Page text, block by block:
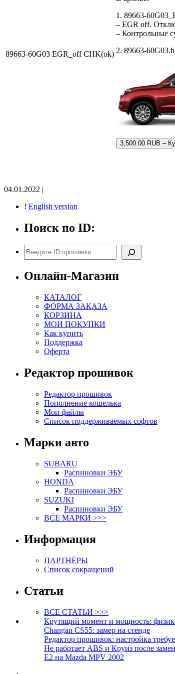
89663-60G03 EGR_off CHK(ok)
1. 89663-
– EGR off.
– Контрольные
2. 89663-
3,500.00 RUB –
04.01.2022 |
! English version
Поиск по ID:
Поиск
Онлайн-Магазин
КАТАЛОГ
ФОРМА ЗАКАЗА
КОРЗИНА
МОИ ПОКУПКИ
Как купить
Поддержка
Оферта
Редактор прошивок
Редактор прошивок
Пополнение кошелька
Мои файлы
Список поддерживаемых софтов
Марки авто
SUBARU
Распиновки ЭБУ
HONDA
Распиновки ЭБУ
SUZUKI
Распиновки ЭБУ
ВСЕ МАРКИ >>>
Информация
ПАРТНЁРЫ
Список сокращений
Статьи
ВСЕ СТАТЬИ >>>
Крутящий момент и мощность:
Changan CS55: замер на стенде
Редактор прошивок: настройка
Не работает ABS и Круиз после
E2 на Mazda MPV 2002